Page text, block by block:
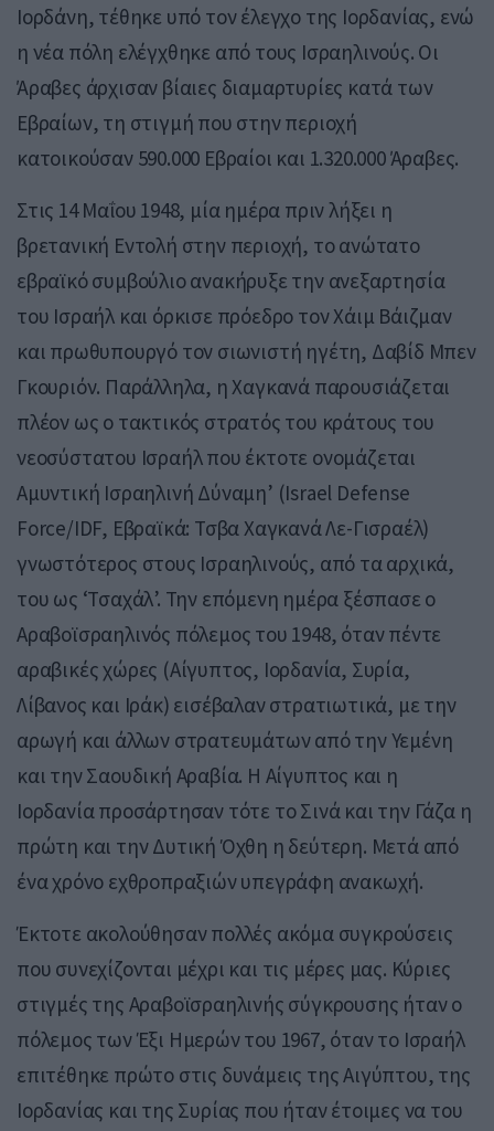
Ιορδάνη, τέθηκε υπό τον έλεγχο της Ιορδανίας, ενώ
η νέα πόλη ελέγχθηκε από τους Ισραηλινούς. Οι
Άραβες άρχισαν βίαιες διαμαρτυρίες κατά των
Εβραίων, τη στιγμή που στην περιοχή
κατοικούσαν 590.000 Εβραίοι και 1.320.000 Άραβες.
Στις 14 Μαΐου 1948, μία ημέρα πριν λήξει η
βρετανική Εντολή στην περιοχή, το ανώτατο
εβραϊκό συμβούλιο ανακήρυξε την ανεξαρτησία
του Ισραήλ και όρκισε πρόεδρο τον Χάιμ Βάιζμαν
και πρωθυπουργό τον σιωνιστή ηγέτη, Δαβίδ Μπεν
Γκουριόν. Παράλληλα, η Χαγκανά παρουσιάζεται
πλέον ως ο τακτικός στρατός του κράτους του
νεοσύστατου Ισραήλ που έκτοτε ονομάζεται
Αμυντική Ισραηλινή Δύναμη’ (Israel Defense
Force/IDF, Εβραϊκά: Τσβα Χαγκανά Λε-Γισραέλ)
γνωστότερος στους Ισραηλινούς, από τα αρχικά,
του ως ‘Τσαχάλ’. Την επόμενη ημέρα ξέσπασε ο
Αραβοϊσραηλινός πόλεμος του 1948, όταν πέντε
αραβικές χώρες (Αίγυπτος, Ιορδανία, Συρία,
Λίβανος και Ιράκ) εισέβαλαν στρατιωτικά, με την
αρωγή και άλλων στρατευμάτων από την Υεμένη
και την Σαουδική Αραβία. Η Αίγυπτος και η
Ιορδανία προσάρτησαν τότε το Σινά και την Γάζα η
πρώτη και την Δυτική Όχθη η δεύτερη. Μετά από
ένα χρόνο εχθροπραξιών υπεγράφη ανακωχή.
Έκτοτε ακολούθησαν πολλές ακόμα συγκρούσεις
που συνεχίζονται μέχρι και τις μέρες μας. Κύριες
στιγμές της Αραβοϊσραηλινής σύγκρουσης ήταν ο
πόλεμος των Έξι Ημερών του 1967, όταν το Ισραήλ
επιτέθηκε πρώτο στις δυνάμεις της Αιγύπτου, της
Ιορδανίας και της Συρίας που ήταν έτοιμες να του